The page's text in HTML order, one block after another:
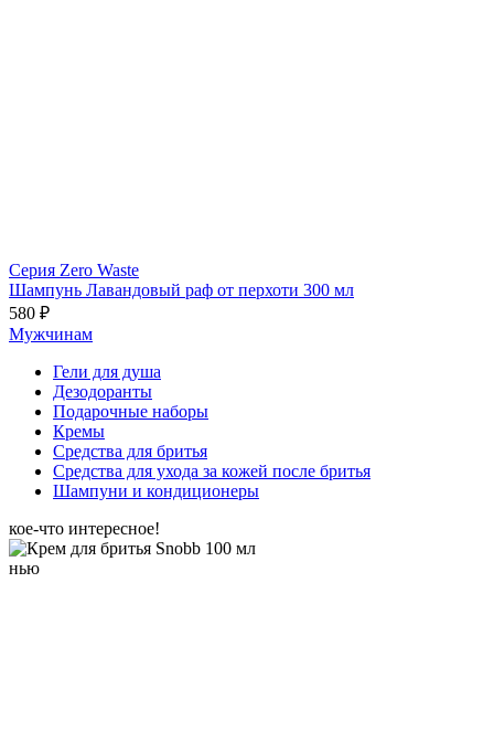
Серия Zero Waste
Шампунь Лавандовый раф от перхоти 300 мл
580 ₽
Мужчинам
Гели для душа
Дезодоранты
Подарочные наборы
Кремы
Средства для бритья
Средства для ухода за кожей после бритья
Шампуни и кондиционеры
кое-что интересное!
нью